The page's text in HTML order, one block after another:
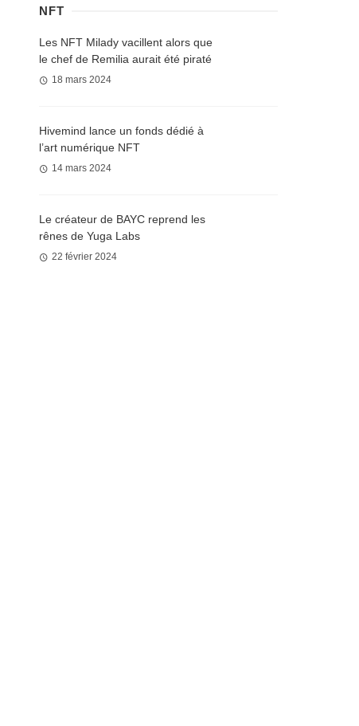
NFT
Les NFT Milady vacillent alors que
le chef de Remilia aurait été piraté
18 mars 2024
Hivemind lance un fonds dédié à
l’art numérique NFT
14 mars 2024
Le créateur de BAYC reprend les
rênes de Yuga Labs
22 février 2024